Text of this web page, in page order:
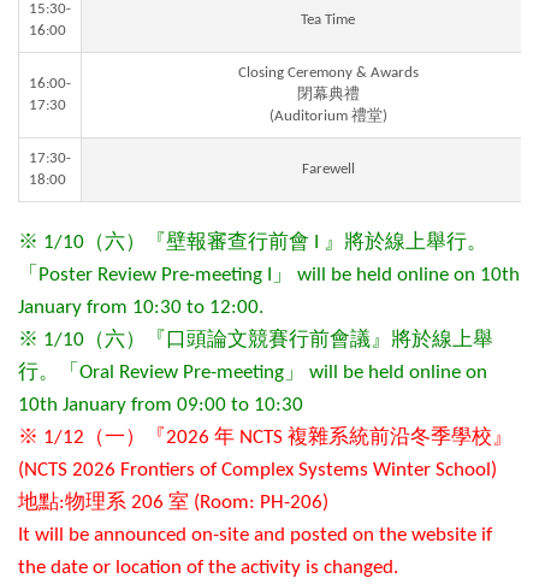
15:30-
16:00
Tea Time
16:00-
17:30
Closing Ceremony & Awards
閉幕典禮
(Auditorium 禮堂)
17:30-
18:00
Farewell
※ 1/10（六）『壁報審查行前會 I 』將於線上舉行。
「Poster Review Pre-meeting I」 will be held online on 10th
January from 10:30 to 12:00.
※ 1/10（六）『口頭論文競賽行前會議』將於線上舉
行。「Oral Review Pre-meeting」 will be held online on
10th January from 09:00 to 10:30
※ 1/12（一）『2026 年 NCTS 複雜系統前沿冬季學校』
(NCTS 2026 Frontiers of Complex Systems Winter School)
地點:物理系 206 室 (Room: PH-206)
It will be announced on-site and posted on the website if
the date or location of the activity is changed.